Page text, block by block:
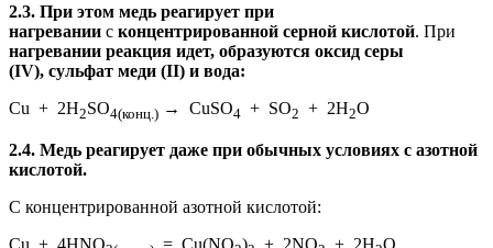
2.3. При этом медь реагирует при
нагревании с концентрированной серной кислотой. При
нагревании реакция идет, образуются оксид серы
(IV), сульфат меди (II) и вода:
Cu + 2H2SO4(конц.) → CuSO4 + SO2 + 2H2O
2.4. Медь реагирует даже при обычных условиях с азотной
кислотой.
С концентрированной азотной кислотой:
Cu + 4HNO
= Cu(NO ) + 2NO + 2H O